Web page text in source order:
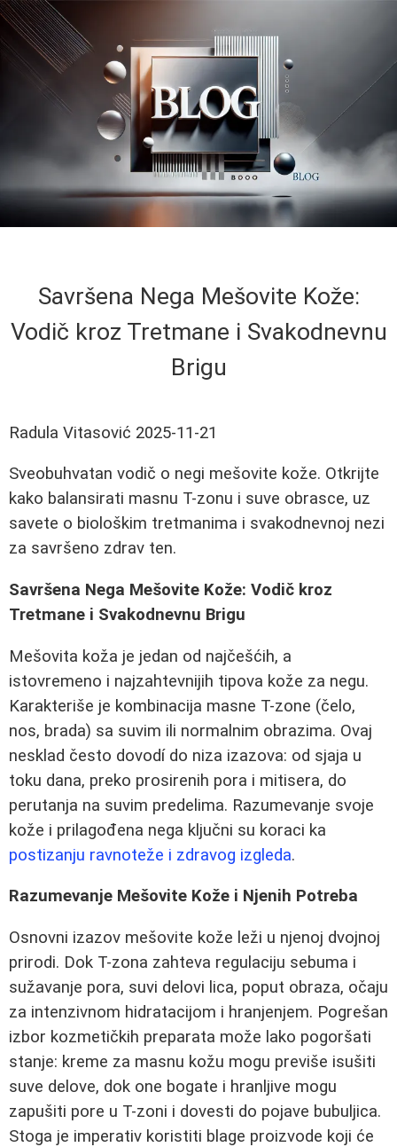
Savršena Nega Mešovite Kože:
Vodič kroz Tretmane i Svakodnevnu
Brigu
Radula Vitasović 2025-11-21
Sveobuhvatan vodič o negi mešovite kože. Otkrijte
kako balansirati masnu T-zonu i suve obrasce, uz
savete o biološkim tretmanima i svakodnevnoj nezi
za savršeno zdrav ten.
Savršena Nega Mešovite Kože: Vodič kroz
Tretmane i Svakodnevnu Brigu
Mešovita koža je jedan od najčešćih, a
istovremeno i najzahtevnijih tipova kože za negu.
Karakteriše je kombinacija masne T-zone (čelo,
nos, brada) sa suvim ili normalnim obrazima. Ovaj
nesklad često dovodí do niza izazova: od sjaja u
toku dana, preko prosirenih pora i mitisera, do
perutanja na suvim predelima. Razumevanje svoje
kože i prilagođena nega ključni su koraci ka
postizanju ravnoteže i zdravog izgleda.
Razumevanje Mešovite Kože i Njenih Potreba
Osnovni izazov mešovite kože leži u njenoj dvojnoj
prirodi. Dok T-zona zahteva regulaciju sebuma i
sužavanje pora, suvi delovi lica, poput obraza, očaju
za intenzivnom hidratacijom i hranjenjem. Pogrešan
izbor kozmetičkih preparata može lako pogoršati
stanje: kreme za masnu kožu mogu previše isušiti
suve delove, dok one bogate i hranljive mogu
zapušiti pore u T-zoni i dovesti do pojave bubuljica.
Stoga je imperativ koristiti blage proizvode koji će